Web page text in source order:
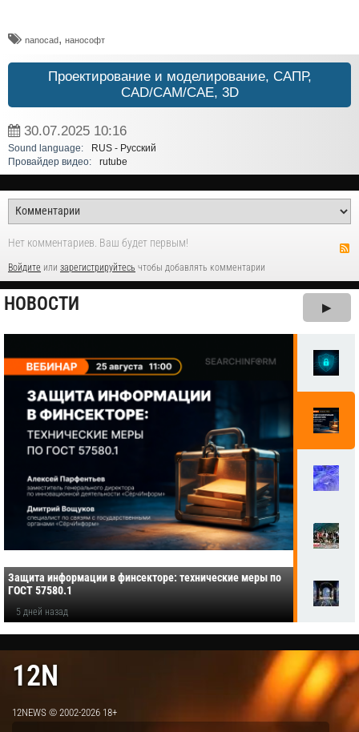
nanocad, нанософт
Проектирование и моделирование, САПР,
CAD/CAM/CAE, 3D
30.07.2025 10:16
Sound language:
RUS - Русский
Провайдер видео:
rutube
Нет комментариев. Ваш будет первым!
Войдите или зарегистрируйтесь чтобы добавлять комментарии
НОВОСТИ ▶
Защита информации в финсекторе: технические меры по
ГОСТ 57580.1
5 дней назад
12N
12NEWS © 2002-2026 18+